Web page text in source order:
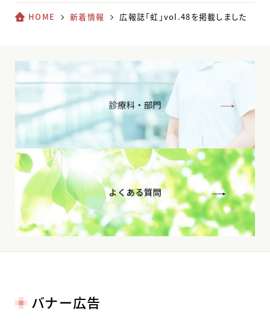
HOME 新着情報 広報誌「虹」vol.48を掲載しました
バナー広告